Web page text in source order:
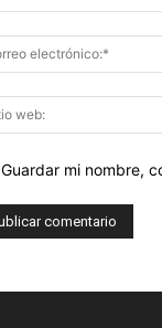
Guardar mi nombre,